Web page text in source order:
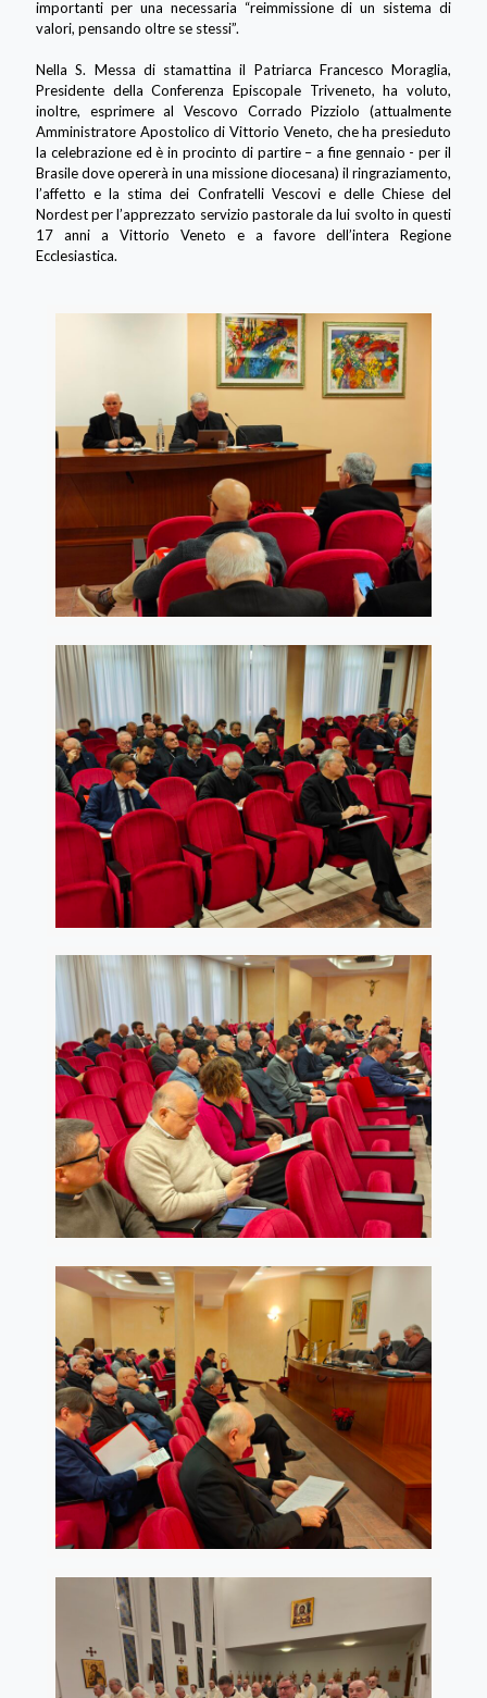
importanti per una necessaria “reimmissione di un sistema di
valori, pensando oltre se stessi”.
Nella S. Messa di stamattina il Patriarca Francesco Moraglia,
Presidente della Conferenza Episcopale Triveneto, ha voluto,
inoltre, esprimere al Vescovo Corrado Pizziolo (attualmente
Amministratore Apostolico di Vittorio Veneto, che ha presieduto
la celebrazione ed è in procinto di partire – a fine gennaio - per il
Brasile dove opererà in una missione diocesana) il ringraziamento,
l’affetto e la stima dei Confratelli Vescovi e delle Chiese del
Nordest per l’apprezzato servizio pastorale da lui svolto in questi
17 anni a Vittorio Veneto e a favore dell’intera Regione
Ecclesiastica.